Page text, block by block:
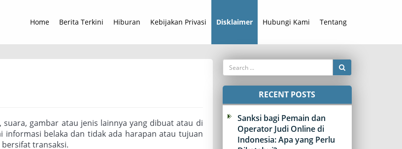
Home Berita Terkini Hiburan Kebijakan Privasi Disklaimer Hubungi Kami Tentang
gambar atau jenis lainnya yang dibuat atau di
informasi belaka dan tidak ada harapan atau tujuan
transaksi.
RECENT POSTS
Sanksi bagi Pemain dan
Operator Judi Online di
Indonesia: Apa yang Perlu